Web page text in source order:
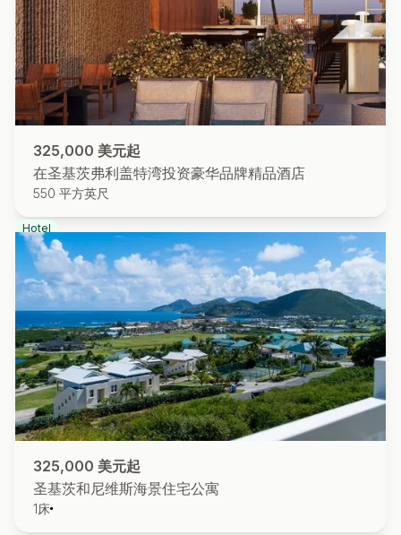
325,000 美元起
在圣基茨弗利盖特湾投资豪华品牌精品酒店
550 平方英尺
Hotel
325,000 美元起
圣基茨和尼维斯海景住宅公寓
1床